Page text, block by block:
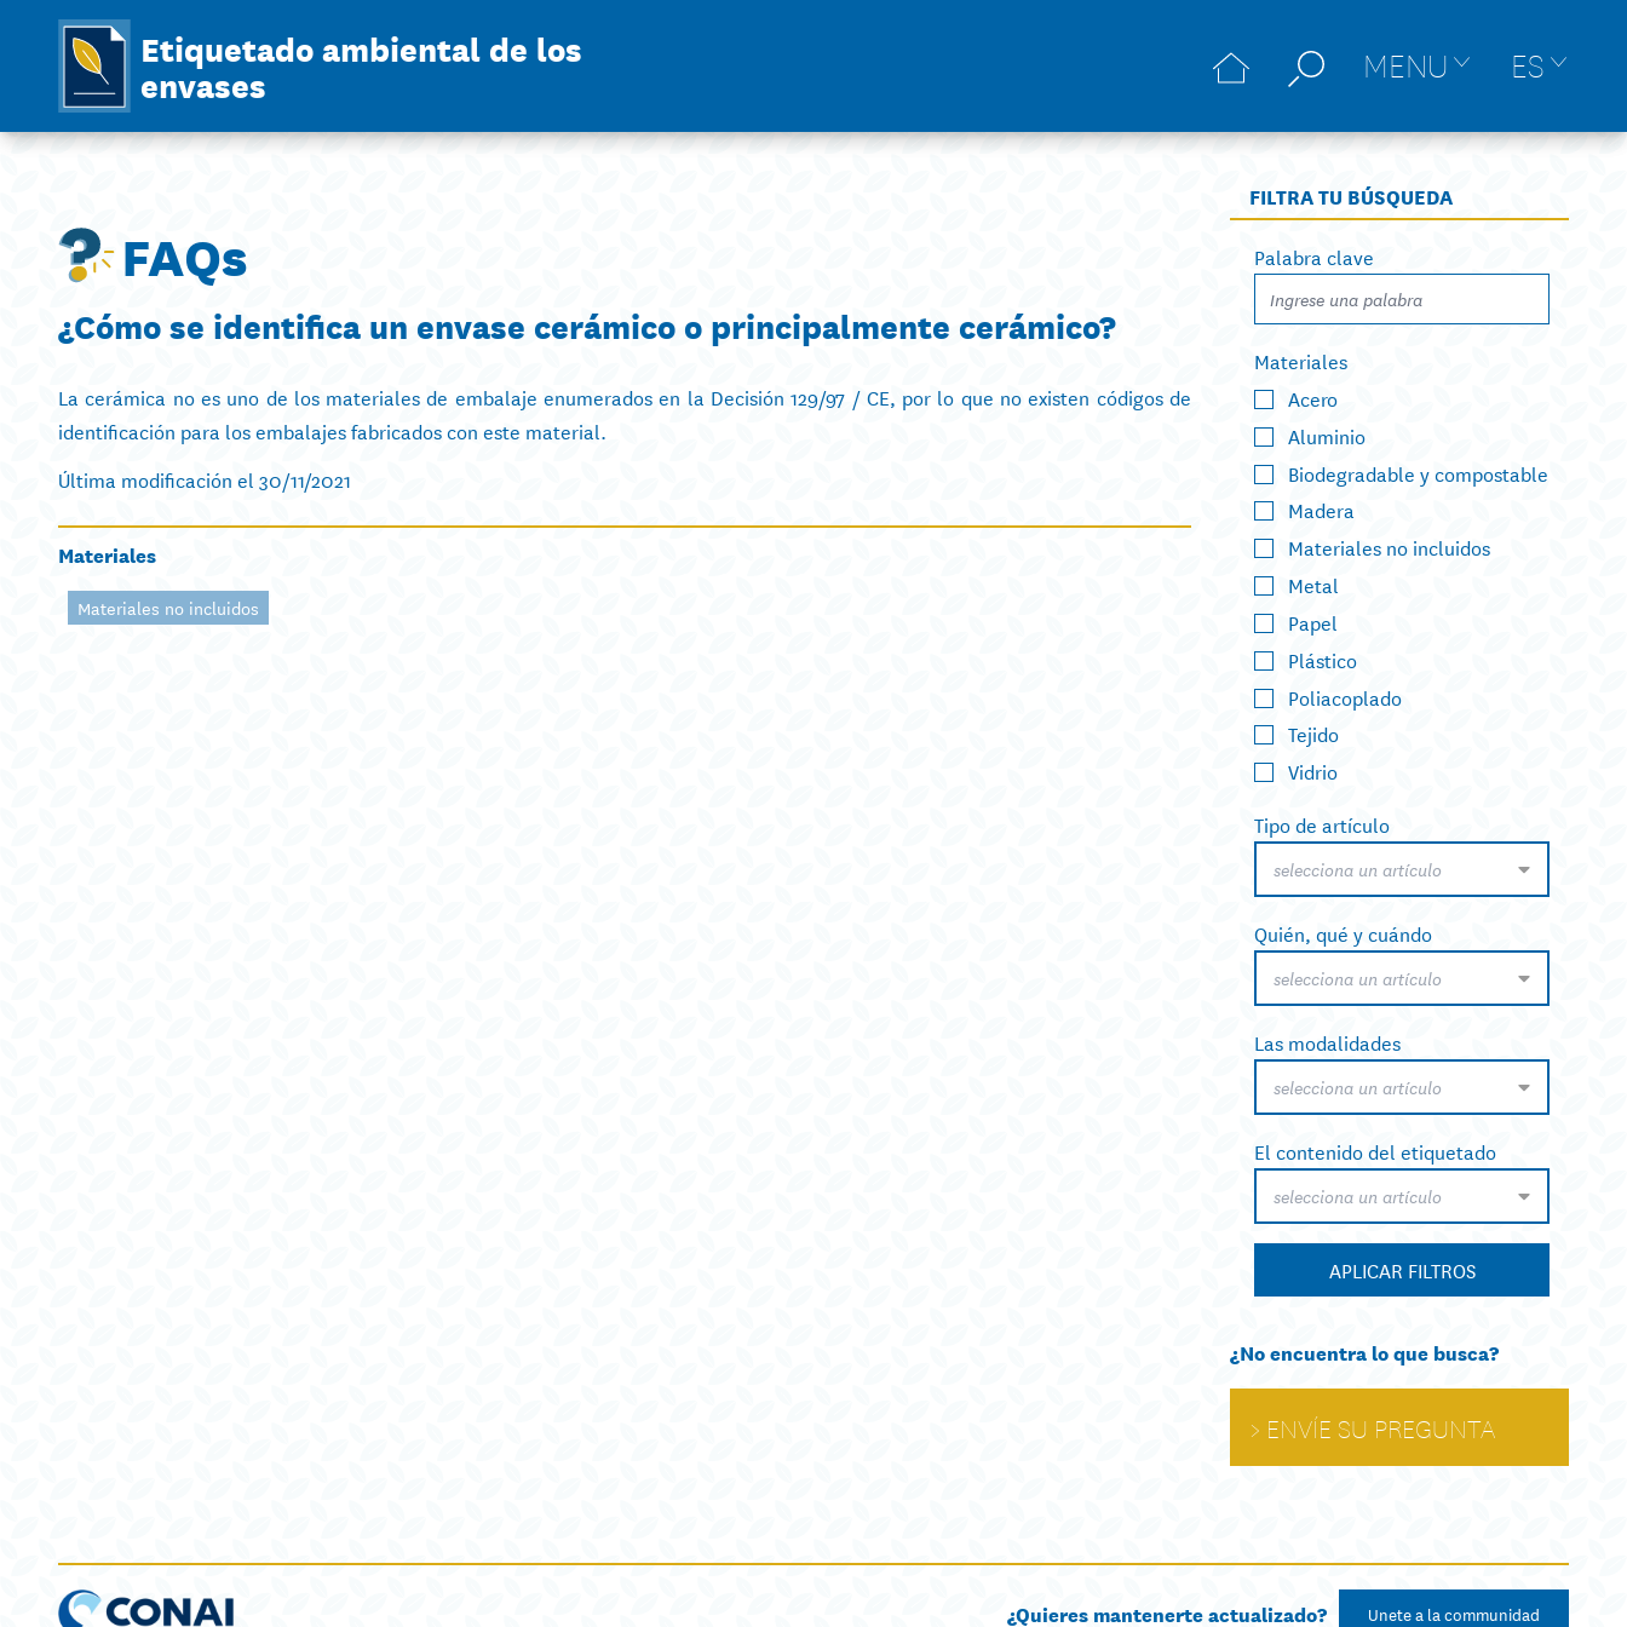
Etiquetado ambiental de los
envases MENU ES
FAQs
¿Cómo se identifica un envase cerámico o principalmente cerámico?
La cerámica no es uno de los materiales de embalaje enumerados en la Decisión 129/97 / CE, por lo que no existen códigos de
identificación para los embalajes fabricados con este material.
Última modificación el 30/11/2021
Materiales
Materiales no incluidos
FILTRA TU BÚSQUEDA
Palabra clave
Materiales
Acero
Aluminio
Biodegradable y compostable
Madera
Materiales no incluidos
Metal
Papel
Plástico
Poliacoplado
Tejido
Vidrio
Tipo de artículo
selecciona un artículo
Quién, qué y cuándo
selecciona un artículo
Las modalidades
selecciona un artículo
El contenido del etiquetado
selecciona un artículo
APLICAR FILTROS
¿No encuentra lo que busca?
ENVÍE SU PREGUNTA
¿Quieres mantenerte actualizado? Unete a la communidad